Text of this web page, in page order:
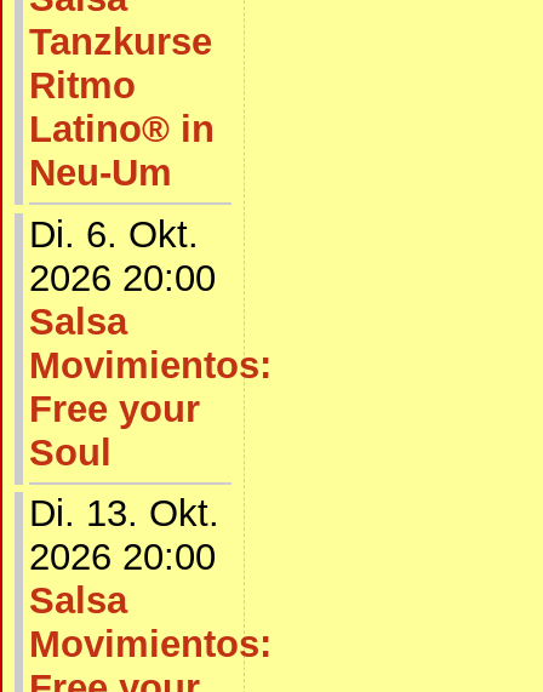
Tanzkurse
Ritmo
Latino® in
Neu-Um
Di. 6. Okt.
2026 20:00
Salsa
Movimientos:
Free your
Soul
Di. 13. Okt.
2026 20:00
Salsa
Movimientos: